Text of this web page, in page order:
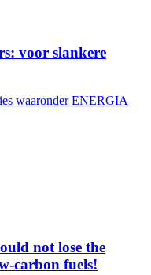
voor slankere
waaronder ENERGIA
not lose the
carbon fuels!